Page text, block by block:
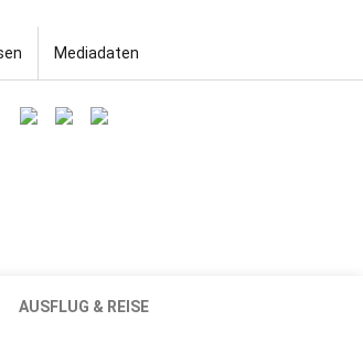
Mediadaten
AUSFLUG & REISE